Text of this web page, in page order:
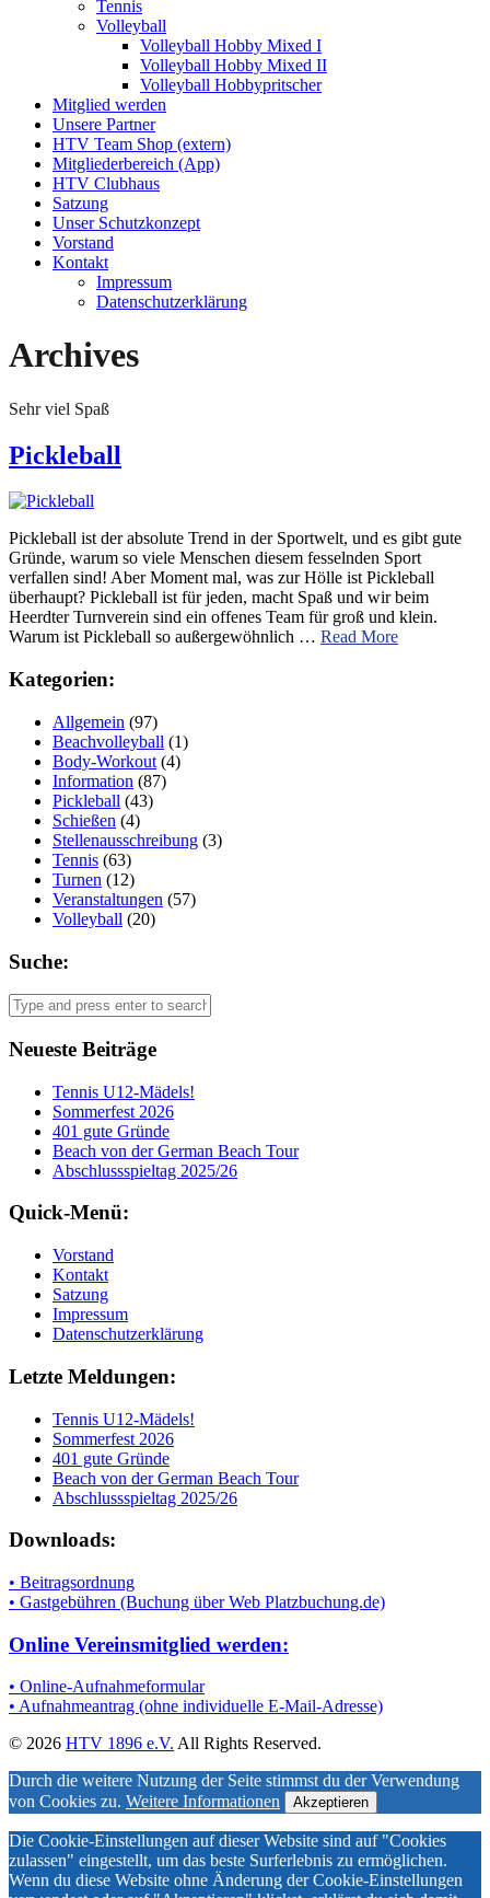
Tennis
Volleyball
Volleyball Hobby Mixed I
Volleyball Hobby Mixed II
Volleyball Hobbypritscher
Mitglied werden
Unsere Partner
HTV Team Shop (extern)
Mitgliederbereich (App)
HTV Clubhaus
Satzung
Unser Schutzkonzept
Vorstand
Kontakt
Impressum
Datenschutzerklärung
Archives
Sehr viel Spaß
Pickleball
Pickleball ist der absolute Trend in der Sportwelt, und es gibt gute
Gründe, warum so viele Menschen diesem fesselnden Sport
verfallen sind! Aber Moment mal, was zur Hölle ist Pickleball
überhaupt? Pickleball ist für jeden, macht Spaß und wir beim
Heerdter Turnverein sind ein offenes Team für groß und klein.
Warum ist Pickleball so außergewöhnlich … Read More
Kategorien:
Allgemein (97)
Beachvolleyball (1)
Body-Workout (4)
Information (87)
Pickleball (43)
Schießen (4)
Stellenausschreibung (3)
Tennis (63)
Turnen (12)
Veranstaltungen (57)
Volleyball (20)
Suche:
Neueste Beiträge
Tennis U12-Mädels!
Sommerfest 2026
401 gute Gründe
Beach von der German Beach Tour
Abschlussspieltag 2025/26
Quick-Menü:
Vorstand
Kontakt
Satzung
Impressum
Datenschutzerklärung
Letzte Meldungen:
Tennis U12-Mädels!
Sommerfest 2026
401 gute Gründe
Beach von der German Beach Tour
Abschlussspieltag 2025/26
Downloads:
• Beitragsordnung
• Gastgebühren (Buchung über Web Platzbuchung.de)
Online Vereinsmitglied werden:
• Online-Aufnahmeformular
• Aufnahmeantrag (ohne individuelle E-Mail-Adresse)
© 2026 HTV 1896 e.V. All Rights Reserved.
Durch die weitere Nutzung der Seite stimmst du der Verwendung
von Cookies zu. Weitere Informationen Akzeptieren
Die Cookie-Einstellungen auf dieser Website sind auf "Cookies
zulassen" eingestellt, um das beste Surferlebnis zu ermöglichen.
Wenn du diese Website ohne Änderung der Cookie-Einstellungen